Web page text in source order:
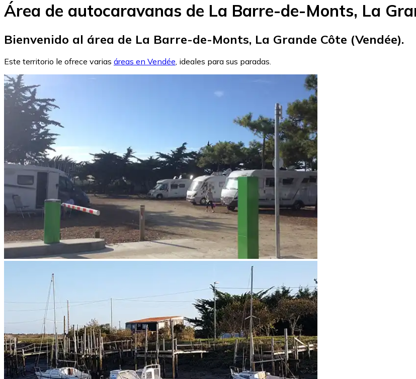
Área de autocaravanas de La Barre-de-Monts, La
Bienvenido al área de La Barre-de-Monts, La Grande Côte (Vendée).
Este territorio le ofrece varias áreas en Vendée, ideales para sus paradas.